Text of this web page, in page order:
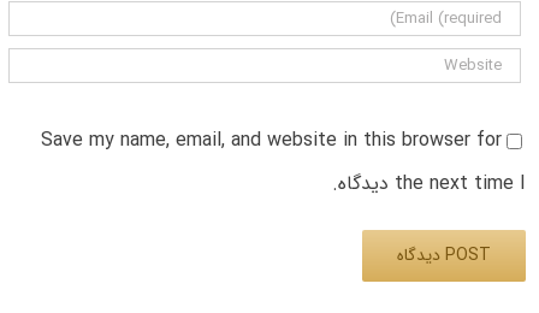
Save my name, email, and website in this browser for
the next time I دیدگاه.